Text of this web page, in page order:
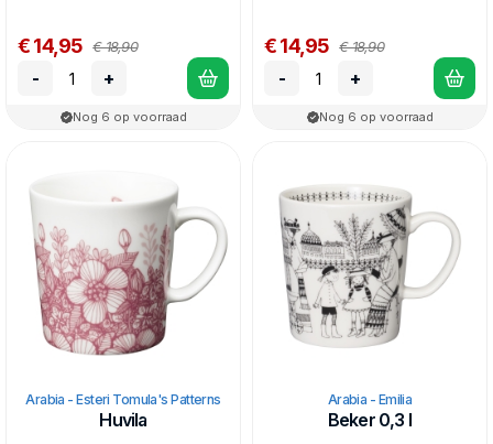
€ 14,95 € 18,90
- +
Nog 6 op voorraad
€ 14,95 € 18,90
- +
Nog 6 op voorraad
Arabia - Esteri Tomula's Patterns
Huvila
Arabia - Emilia
Beker 0,3 l